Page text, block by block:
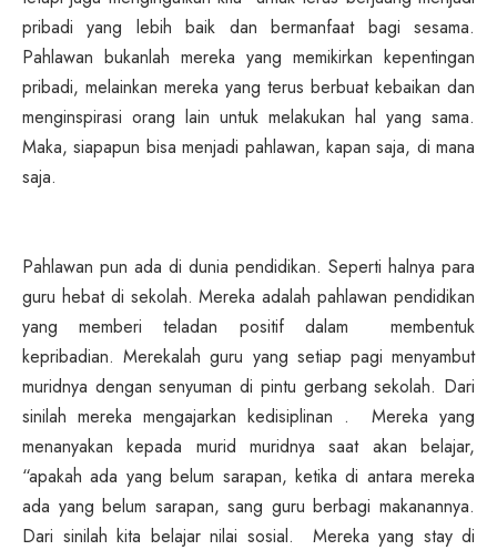
pribadi yang lebih baik dan bermanfaat bagi sesama.
Pahlawan bukanlah mereka yang memikirkan kepentingan
pribadi, melainkan mereka yang terus berbuat kebaikan dan
menginspirasi orang lain untuk melakukan hal yang sama.
Maka, siapapun bisa menjadi pahlawan, kapan saja, di mana
saja.
Pahlawan pun ada di dunia pendidikan. Seperti halnya para
guru hebat di sekolah. Mereka adalah pahlawan pendidikan
yang memberi teladan positif dalam membentuk
kepribadian. Merekalah guru yang setiap pagi menyambut
muridnya dengan senyuman di pintu gerbang sekolah. Dari
sinilah mereka mengajarkan kedisiplinan . Mereka yang
menanyakan kepada murid muridnya saat akan belajar,
“apakah ada yang belum sarapan, ketika di antara mereka
ada yang belum sarapan, sang guru berbagi makanannya.
Dari sinilah kita belajar nilai sosial. Mereka yang stay di